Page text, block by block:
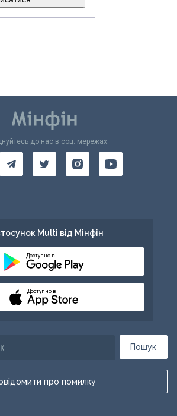
Пошук
про помилку
до нас в соц. мережах:
Multi від Мінфін
Доступно в
Доступно в